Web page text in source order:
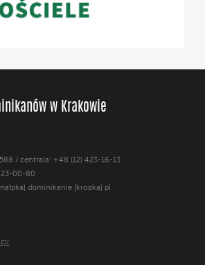
w Krakowie
/ centrala: +48 (12) 423-16-13
00-80
dominikanie [kropka] pl